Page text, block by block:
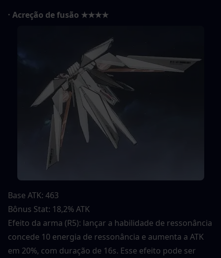
· Acreção de fusão ★★★★
Base ATK: 463
Bônus Stat: 18,2% ATK
Efeito da arma (R5): lançar a habilidade de ressonância
concede 10 energia de ressonância e aumenta a ATK
em 20%, com duração de 16s. Esse efeito pode ser